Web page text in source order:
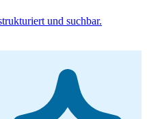
und suchbar.